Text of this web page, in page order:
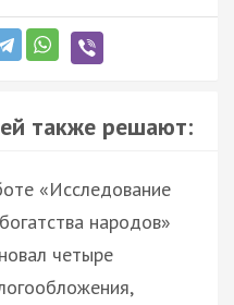
также решают:
«Исследование
народов»
четыре